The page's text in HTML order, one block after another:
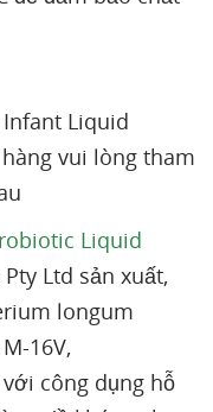
Liquid
vui lòng tham
Liquid
Ltd sản xuất,
longum
16V,
công dụng hỗ